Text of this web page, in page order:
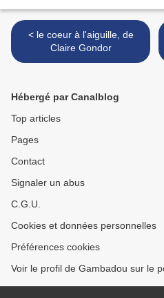
< le coeur à l'aiguille, de
Claire Gondor
Hébergé par Canalblog
Top articles
Pages
Contact
Signaler un abus
C.G.U.
Cookies et données personnelles
Préférences cookies
Voir le profil de Gambadou sur le